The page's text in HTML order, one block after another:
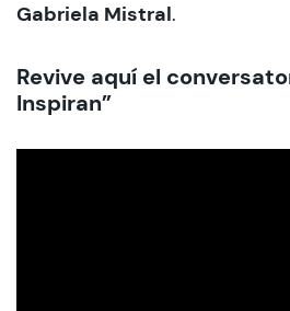
Gabriela Mistral.
Revive aquí el
Inspiran”